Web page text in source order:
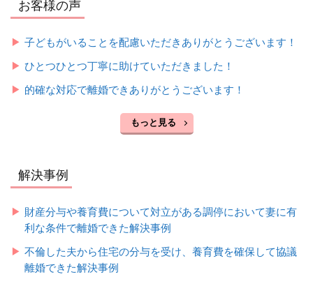
お客様の声
子どもがいることを配慮いただきありがとうございます！
ひとつひとつ丁寧に助けていただきました！
的確な対応で離婚できありがとうございます！
もっと見る
解決事例
財産分与や養育費について対立がある調停において妻に有
利な条件で離婚できた解決事例
不倫した夫から住宅の分与を受け、養育費を確保して協議
離婚できた解決事例